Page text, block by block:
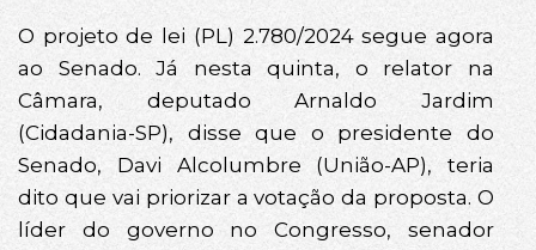
O projeto de lei (PL) 2.780/2024 segue agora
ao Senado. Já nesta quinta, o relator na
Câmara, deputado Arnaldo Jardim
(Cidadania-SP), disse que o presidente do
Senado, Davi Alcolumbre (União-AP), teria
dito que vai priorizar a votação da proposta. O
líder do governo no Congresso, senador